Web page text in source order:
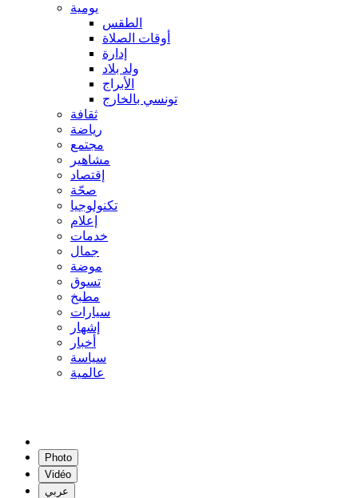
يومية
الطقس
أوقات الصلاة
إدارة
ولد بلاد
الأبراج
تونسي بالخارج
ثقافة
رياضة
مجتمع
مشاهير
إقتصاد
صحّة
تكنولوجيا
إعلام
خدمات
جمال
موضة
تسوق
مطبخ
سيارات
إشهار
أخبار
سياسة
عالمية
Photo
Vidéo
عربي